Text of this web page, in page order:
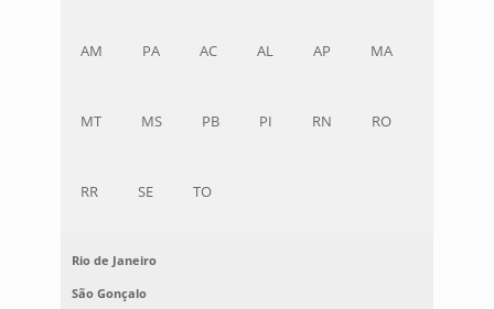
AM PA AC AL AP MA
MT MS PB PI RN RO
RR SE TO
Rio de Janeiro
São Gonçalo